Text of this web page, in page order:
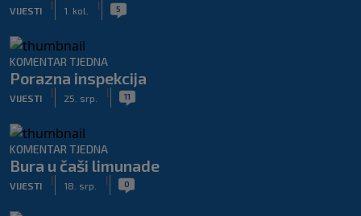
VIJESTI
|
1. kol.
| 5
KOMENTAR TJEDNA
Porazna inspekcija
VIJESTI
|
25. srp.
| 11
KOMENTAR TJEDNA
Bura u čaši limunade
VIJESTI
|
18. srp.
| 0